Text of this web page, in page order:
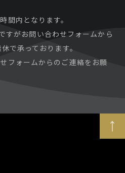
間内となります。
がお問い合わせフォームから
で承っております。
フォームからのご連絡をお願